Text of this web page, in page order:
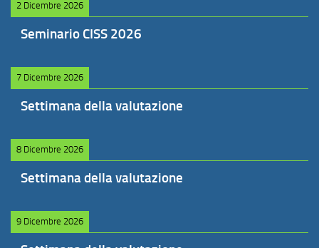
2 Dicembre 2026
Seminario CISS 2026
7 Dicembre 2026
Settimana della valutazione
8 Dicembre 2026
Settimana della valutazione
9 Dicembre 2026